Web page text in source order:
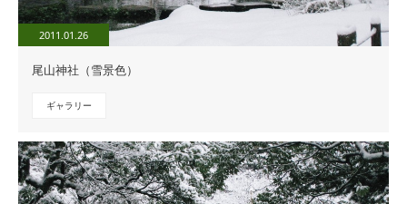
2011.01.26
尾山神社（雪景色）
ギャラリー